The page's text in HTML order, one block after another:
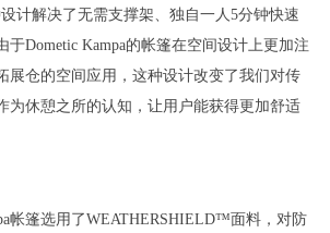
计解决了无需支撑架、独自一人5分钟快速
于Dometic Kampa的帐篷在空间设计上更加注
展仓的空间应用，这种设计改变了我们对传
为休憩之所的认知，让用户能获得更加舒适
帐篷选用了WEATHERSHIELD™面料，对防